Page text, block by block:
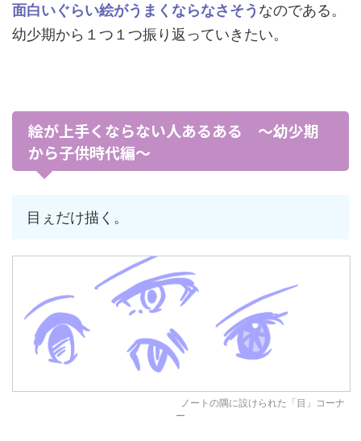
面白いぐらい絵がうまくならなさそう なのである。
幼少期から１つ１つ振り返っていきたい。
絵が上手くならない人あるある ～幼少期
から子供時代編～
目ぇだけ描く。
ノートの隅に設けられた「目」コーナ
ー